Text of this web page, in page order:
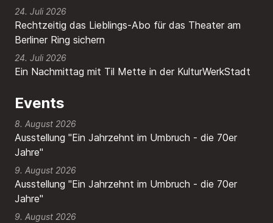
Rechtzeitig das Lieblings-Abo für das Theater am
Berliner Ring sichern
24. Juli 2026
Ein Nachmittag mit Til Mette in der KulturWerkStadt
24. Juli 2026
Events
8. August 2026
Ausstellung "Ein Jahrzehnt im Umbruch - die 70er
Jahre"
9. August 2026
Ausstellung "Ein Jahrzehnt im Umbruch - die 70er
Jahre"
9. August 2026